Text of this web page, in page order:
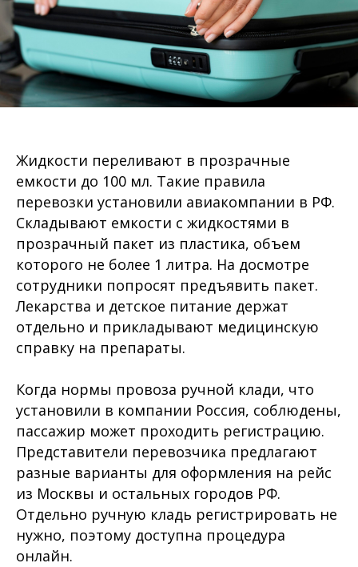
Жидкости переливают в прозрачные
емкости до 100 мл. Такие правила
перевозки установили авиакомпании в РФ.
Складывают емкости с жидкостями в
прозрачный пакет из пластика, объем
которого не более 1 литра. На досмотре
сотрудники попросят предъявить пакет.
Лекарства и детское питание держат
отдельно и прикладывают медицинскую
справку на препараты.
Когда нормы провоза ручной клади, что
установили в компании Россия, соблюдены,
пассажир может проходить регистрацию.
Представители перевозчика предлагают
разные варианты для оформления на рейс
из Москвы и остальных городов РФ.
Отдельно ручную кладь регистрировать не
нужно, поэтому доступна процедура
онлайн.